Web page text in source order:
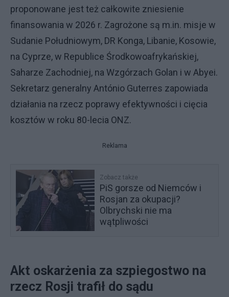
proponowane jest też całkowite zniesienie
finansowania w 2026 r. Zagrożone są m.in. misje w
Sudanie Południowym, DR Konga, Libanie, Kosowie,
na Cyprze, w Republice Środkowoafrykańskiej,
Saharze Zachodniej, na Wzgórzach Golan i w Abyei.
Sekretarz generalny António Guterres zapowiada
działania na rzecz poprawy efektywności i cięcia
kosztów w roku 80-lecia ONZ.
Reklama
Zobacz także
PiS gorsze od Niemców i
Rosjan za okupacji?
Olbrychski nie ma
wątpliwości
Akt oskarżenia za szpiegostwo na
rzecz Rosji trafił do sądu